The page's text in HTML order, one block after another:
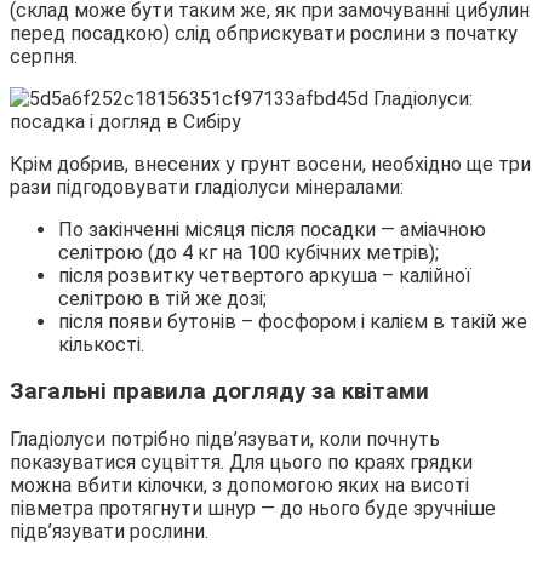
(склад може бути таким же, як при замочуванні цибулин
перед посадкою) слід обприскувати рослини з початку
серпня.
Крім добрив, внесених у грунт восени, необхідно ще три
рази підгодовувати гладіолуси мінералами:
По закінченні місяця після посадки — аміачною
селітрою (до 4 кг на 100 кубічних метрів);
після розвитку четвертого аркуша – калійної
селітрою в тій же дозі;
після появи бутонів – фосфором і калієм в такій же
кількості.
Загальні правила догляду за квітами
Гладіолуси потрібно підв’язувати, коли почнуть
показуватися суцвіття. Для цього по краях грядки
можна вбити кілочки, з допомогою яких на висоті
півметра протягнути шнур — до нього буде зручніше
підв’язувати рослини.